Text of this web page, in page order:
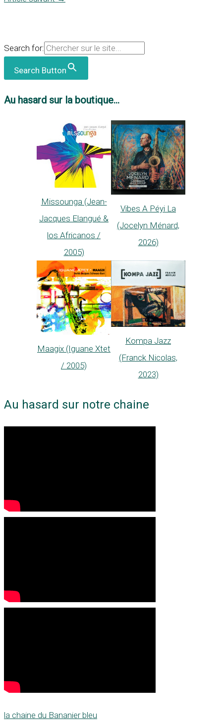
Search for:
Search Button
Au hasard sur la boutique...
Missounga (Jean-
Jacques Elangué &
los Africanos /
2005)
Vibes A Péyi La
(Jocelyn Ménard,
2026)
Maagix (Iguane Xtet
/ 2005)
Kompa Jazz
(Franck Nicolas,
2023)
Au hasard sur notre chaine
la chaine du Bananier bleu